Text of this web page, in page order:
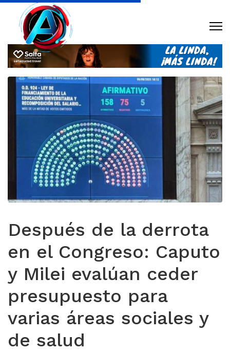
Después de la derrota
en el Congreso: Caputo
y Milei evalúan ceder
presupuesto para
varias áreas sociales y
de salud